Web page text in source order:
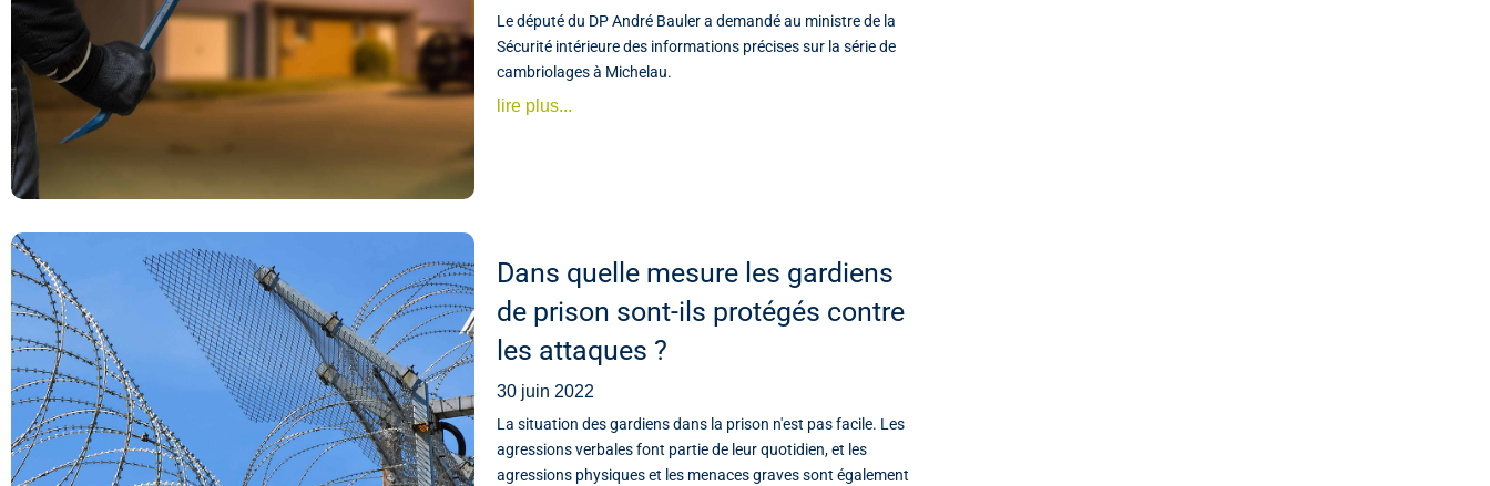
Le député du DP André Bauler a demandé au ministre de la
Sécurité intérieure des informations précises sur la série de
cambriolages à Michelau.
lire plus...
Dans quelle mesure les gardiens
de prison sont-ils protégés contre
les attaques ?
30 juin 2022
La situation des gardiens dans la prison n'est pas facile. Les
agressions verbales font partie de leur quotidien, et les
agressions physiques et les menaces graves sont également